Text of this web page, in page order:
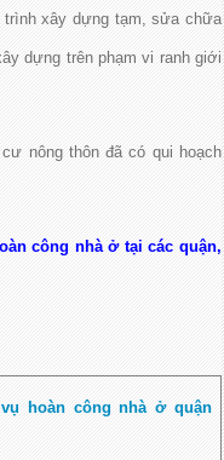
xây dựng tạm, sửa chữa
dựng trên phạm vi ranh giới
nông thôn đã có qui hoạch
công nhà ở tại các quận,
hoàn công nhà ở quận